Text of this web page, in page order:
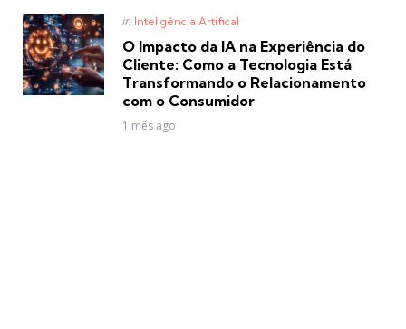
Posted
in Inteligência Artifical
O Impacto da IA na Experiência do
Cliente: Como a Tecnologia Está
Transformando o Relacionamento
com o Consumidor
1 mês ago